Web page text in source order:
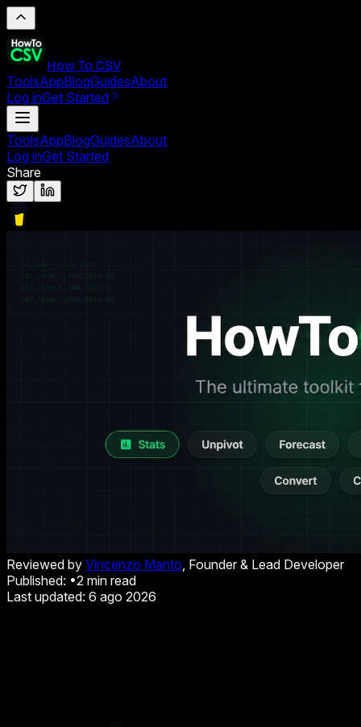
How To CSV
ToolsAppBlogGuidesAbout
Log inGet Started
ToolsAppBlogGuidesAbout
Log inGet Started
Share
Reviewed by Vincenzo Manto, Founder & Lead Developer
Published: •2 min read
Last updated: 6 ago 2026